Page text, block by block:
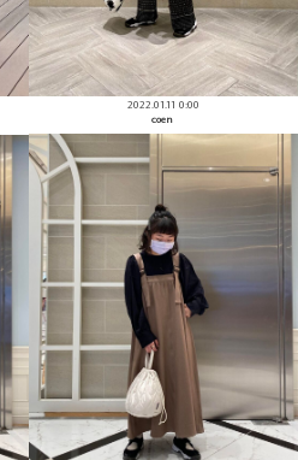
2022.01.11 0:00
coen